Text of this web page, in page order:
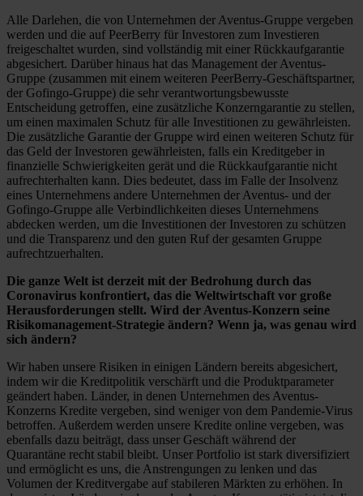
Alle Darlehen, die von Unternehmen der Aventus-Gruppe vergeben
werden und die auf PeerBerry für Investoren zum Investieren
freigeschaltet wurden, sind vollständig mit einer Rückkaufgarantie
abgesichert. Darüber hinaus hat das Management der Aventus-
Gruppe (zusammen mit einem weiteren PeerBerry-Geschäftspartner,
der Gofingo-Gruppe) die sehr verantwortungsbewusste
Entscheidung getroffen, eine zusätzliche Konzerngarantie zu stellen,
um einen maximalen Schutz für alle Investitionen zu gewährleisten.
Die zusätzliche Garantie der Gruppe wird einen weiteren Schutz für
das Geld der Investoren gewährleisten, falls ein Kreditgeber in
finanzielle Schwierigkeiten gerät und die Rückkaufgarantie nicht
aufrechterhalten kann. Dies bedeutet, dass im Falle der Insolvenz
eines Unternehmens andere Unternehmen der Aventus- und der
Gofingo-Gruppe alle Verbindlichkeiten dieses Unternehmens
abdecken werden, um die Investitionen der Investoren zu schützen
und die Transparenz und den guten Ruf der gesamten Gruppe
aufrechtzuerhalten.
Die ganze Welt ist derzeit mit der Bedrohung durch das
Coronavirus konfrontiert, das die Weltwirtschaft vor große
Herausforderungen stellt. Wird der Aventus-Konzern seine
Risikomanagement-Strategie ändern? Wenn ja, was genau wird
sich ändern?
Wir haben unsere Risiken in einigen Ländern bereits abgesichert,
indem wir die Kreditpolitik verschärft und die Produktparameter
geändert haben. Länder, in denen Unternehmen des Aventus-
Konzerns Kredite vergeben, sind weniger von dem Pandemie-Virus
betroffen. Außerdem werden unsere Kredite online vergeben, was
ebenfalls dazu beiträgt, dass unser Geschäft während der
Quarantäne recht stabil bleibt. Unser Portfolio ist stark diversifiziert
und ermöglicht es uns, die Anstrengungen zu lenken und das
Volumen der Kreditvergabe auf stabileren Märkten zu erhöhen. In